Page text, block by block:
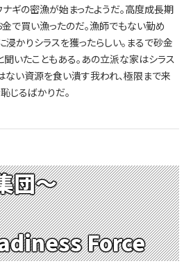
ギの密漁が始まったようだ。高度成長期
で買い漁ったのだ。漁師でもない勤め
かりシラスを獲ったらしい。まるで砂金
いたこともある。あの立派な家はシラス
ない資源を食い潰す我われ、極限まで来
じるばかりだ。
団～
Force